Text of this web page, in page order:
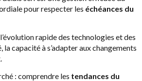
pour respecter les échéances du
rapide des technologies et des
la capacité à s’adapter aux changements
: comprendre les tendances du